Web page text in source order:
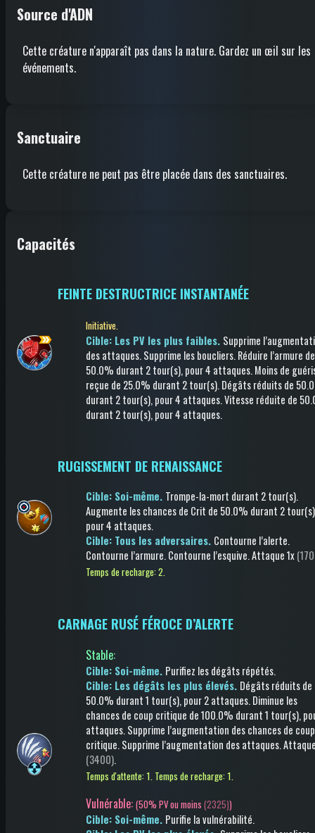
Source d'ADN
Cette créature n'apparaît pas dans la nature. Gardez un œil sur les
événements.
Sanctuaire
Cette créature ne peut pas être placée dans des sanctuaires.
Capacités
FEINTE DESTRUCTRICE INSTANTANÉE
Initiative.
Cible: Les PV les plus faibles. Supprime
des attaques.Supprime les boucliers.Réduire l’armure de
50.0% durant 2 tour(s), pour 4 attaques.Moins de
reçue de 25.0% durant 2 tour(s).Dégâts réduitsde
durant 2 tour(s), pour 4 attaques.Vitesse réduite de
durant 2 tour(s), pour 4 attaques.
RUGISSEMENT DE RENAISSANCE
Cible: Soi-même. Trompe-la-mort durant 2 tour(s).
Augmente les chances de Crit de 50.0% durant 2 tour(s)
pour 4 attaques.
Cible: Tous les adversaires. Contourne l’alerte.
Contourne l’armure.Contourne l’esquive.Attaque1x
Temps de recharge: 2.
CARNAGE RUSÉ FÉROCE D’ALERTE
Stable:
Cible: Soi-même. Purifiez les dégâts répétés.
Cible: Les dégâts les plus élevés. Dégâts réduitsde
50.0% durant 1 tour(s), pour 2 attaques.Diminue les
chances de coup critique de 100.0% durant 1 tour(s),
attaques.Supprime l’augmentation des chances de coup
critique.Supprime l’augmentation des attaques.
(3400).
Temps d'attente: 1. Temps de recharge: 1.
Vulnérable: (50% PV ou moins (2325))
Cible: Soi-même. Purifie la vulnérabilité.